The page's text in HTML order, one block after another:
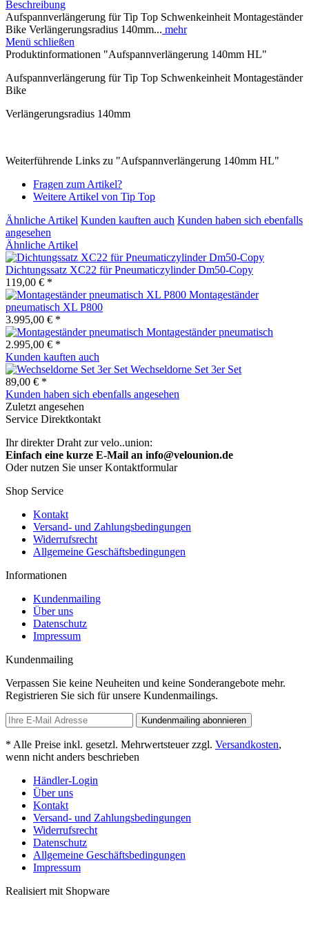
Beschreibung
Aufspannverlängerung für Tip Top Schwenkeinheit Montageständer
Bike Verlängerungsradius 140mm... mehr
Menü schließen
Produktinformationen "Aufspannverlängerung 140mm HL"
Aufspannverlängerung für Tip Top Schwenkeinheit Montageständer
Bike
Verlängerungsradius 140mm
Weiterführende Links zu "Aufspannverlängerung 140mm HL"
Fragen zum Artikel?
Weitere Artikel von Tip Top
Ähnliche Artikel Kunden kauften auch Kunden haben sich ebenfalls
angesehen
Ähnliche Artikel
Dichtungssatz XC22 für Pneumaticzylinder Dm50-Copy
119,00 € *
Montageständer
pneumatisch XL P800
3.995,00 € *
Montageständer pneumatisch
2.995,00 € *
Kunden kauften auch
Wechseldorne Set 3er Set
89,00 € *
Kunden haben sich ebenfalls angesehen
Zuletzt angesehen
Service Direktkontakt
Ihr direkter Draht zur velo..union:
Einfach eine kurze E-Mail an info@velounion.de
Oder nutzen Sie unser Kontaktformular
Shop Service
Kontakt
Versand- und Zahlungsbedingungen
Widerrufsrecht
Allgemeine Geschäftsbedingungen
Informationen
Kundenmailing
Über uns
Datenschutz
Impressum
Kundenmailing
Verpassen Sie keine Neuheiten und keine Sonderangebote mehr.
Registrieren Sie sich für unsere Kundenmailings.
Kundenmailing abonnieren
* Alle Preise inkl. gesetzl. Mehrwertsteuer zzgl. Versandkosten,
wenn nicht anders beschrieben
Händler-Login
Über uns
Kontakt
Versand- und Zahlungsbedingungen
Widerrufsrecht
Datenschutz
Allgemeine Geschäftsbedingungen
Impressum
Realisiert mit Shopware